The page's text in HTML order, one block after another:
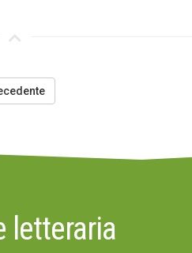
letteraria